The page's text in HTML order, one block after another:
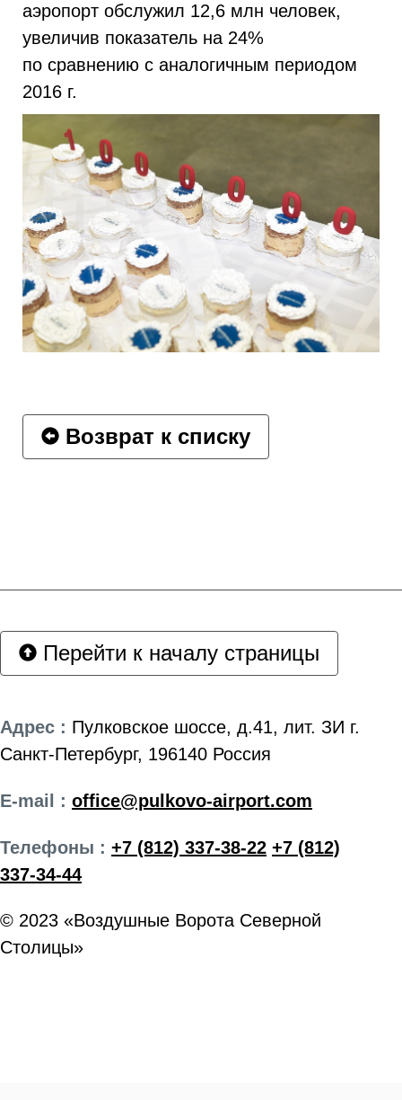
аэропорт обслужил 12,6 млн человек,
увеличив показатель на 24%
по сравнению с аналогичным периодом
2016 г.
Возврат к списку
Перейти к началу страницы
Адрес : Пулковское шоссе, д.41, лит. ЗИ г.
Санкт-Петербург, 196140 Россия
E-mail : office@pulkovo-airport.com
Телефоны : +7 (812) 337-38-22 +7 (812)
337-34-44
© 2023 «Воздушные Ворота Северной
Столицы»